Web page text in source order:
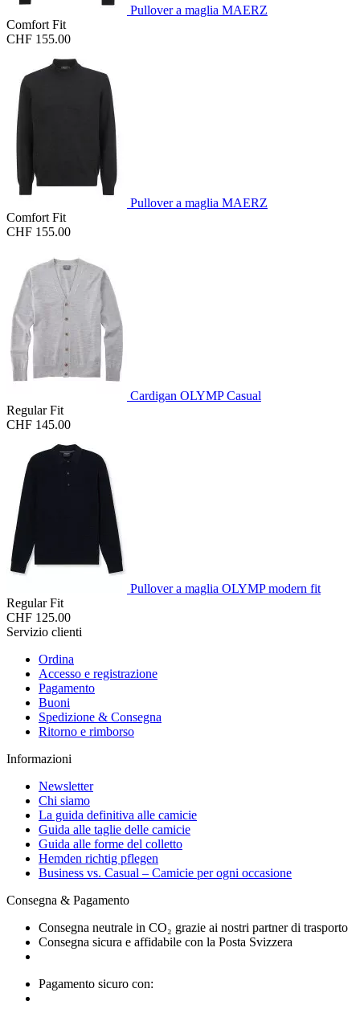
Pullover a maglia MAERZ
Comfort Fit
CHF 155.00
Pullover a maglia MAERZ
Comfort Fit
CHF 155.00
Cardigan OLYMP Casual
Regular Fit
CHF 145.00
Pullover a maglia OLYMP modern fit
Regular Fit
CHF 125.00
Servizio clienti
Ordina
Accesso e registrazione
Pagamento
Buoni
Spedizione & Consegna
Ritorno e rimborso
Informazioni
Newsletter
Chi siamo
La guida definitiva alle camicie
Guida alle taglie delle camicie
Guida alle forme del colletto
Hemden richtig pflegen
Business vs. Casual – Camicie per ogni occasione
Consegna & Pagamento
Consegna neutrale in CO₂ grazie ai nostri partner di trasporto
Consegna sicura e affidabile con la Posta Svizzera
Pagamento sicuro con: